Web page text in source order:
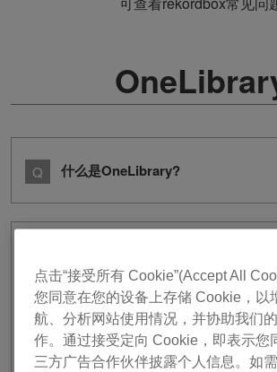
什么是OneLibrary?
Device Library不清楚。
请在 此查看支持的DJ设备。
点击“接受所有 Cookie”(Accept All
您同意在您的设备上存储 Cookie，以
航、分析网站使用情况，并协助我们
作。通过接受定向 Cookie，即表示您
三方广告合作伙伴披露个人信息。如